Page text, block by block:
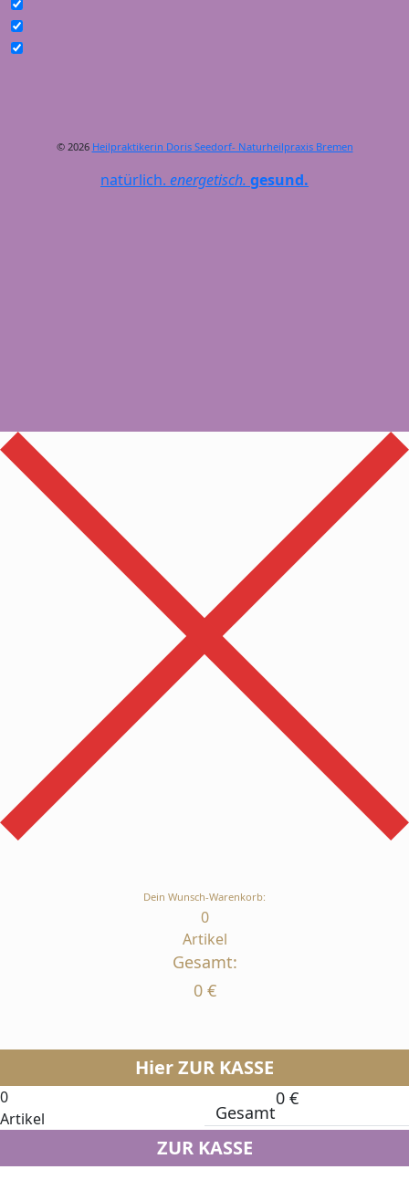
© 2026 Heilpraktikerin Doris Seedorf- Naturheilpraxis Bremen
natürlich. energetisch. gesund.
Dein Wunsch-Warenkorb:
0
Artikel
Gesamt:
0 €
Hier ZUR KASSE
0
Artikel
Gesamt
0 €
ZUR KASSE